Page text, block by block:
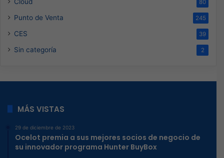
80
Punto de Venta 245
CES 39
Sin categoría 2
MÁS VISTAS
29 de diciembre de 2023
Ocelot premia a sus mejores socios de negocio de
su innovador programa Hunter BuyBox